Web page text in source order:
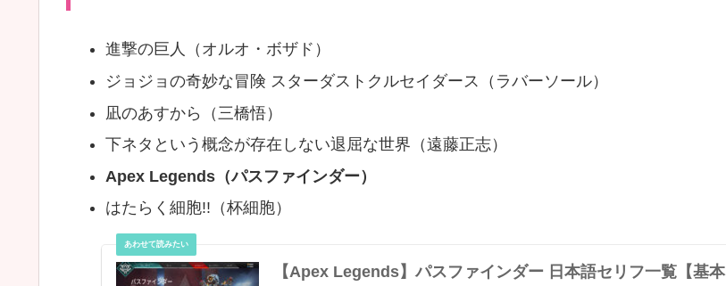
進撃の巨人（オルオ・ボザド）
ジョジョの奇妙な冒険 スターダストクルセイダース（ラバーソール）
凪のあすから（三橋悟）
下ネタという概念が存在しない退屈な世界（遠藤正志）
Apex Legends（パスファインダー）
はたらく細胞!!（杯細胞）
【Apex Legends】パスファインダー 日本語セリフ一覧【基本